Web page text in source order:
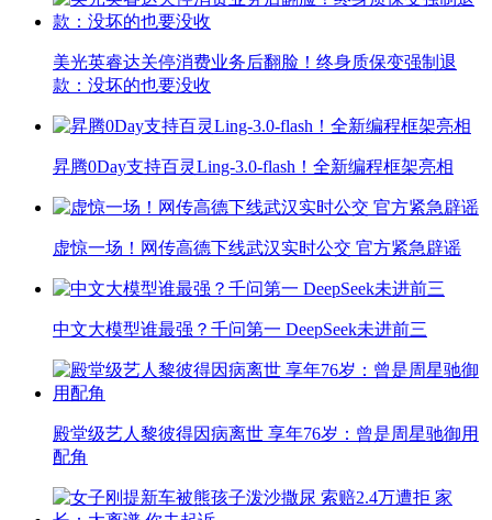
美光英睿达关停消费业务后翻脸！终身质保变强制退
款：没坏的也要没收
昇腾0Day支持百灵Ling-3.0-flash！全新编程框架亮相
虚惊一场！网传高德下线武汉实时公交 官方紧急辟谣
中文大模型谁最强？千问第一 DeepSeek未进前三
殿堂级艺人黎彼得因病离世 享年76岁：曾是周星驰御用
配角